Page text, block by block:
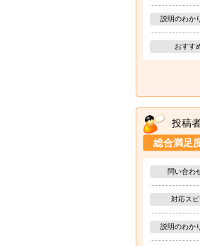
説明のわか
おすす
投稿
総合満足
問い合わ
対応ス
説明のわか